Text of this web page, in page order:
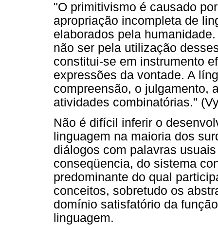
"O primitivismo é causado
apropriação incompleta de
elaborados pela
não ser pela utilização
constitui-se em instrumento
expressões da vontade. A
compreensão, o julgamento,
atividades combinatórias."
Não é difícil inferir o
linguagem na maioria dos
diálogos com palavras
conseqüencia, do sistema
predominante do qual
conceitos, sobretudo os
domínio satisfatório da
linguagem.